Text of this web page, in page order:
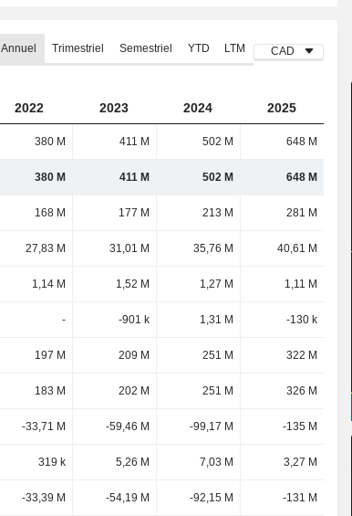
Annuel Trimestriel Semestriel YTD LTM CAD
2022 2023 2024 2025
380 M 411 M 502 M 648 M
380 M 411 M 502 M 648 M
168 M 177 M 213 M 281 M
27,83 M 31,01 M 35,76 M 40,61 M
1,14 M 1,52 M 1,27 M 1,11 M
- -901 k 1,31 M -130 k
197 M 209 M 251 M 322 M
183 M 202 M 251 M 326 M
-33,71 M -59,46 M -99,17 M -135 M
319 k 5,26 M 7,03 M 3,27 M
-33,39 M -54,19 M -92,15 M -131 M